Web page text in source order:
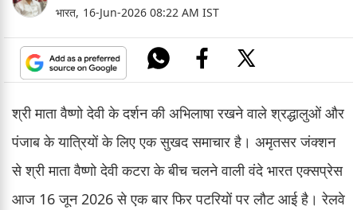
भारत, 16-Jun-2026 08:22 AM IST
श्री माता वैष्णो देवी के दर्शन की अभिलाषा रखने वाले श्रद्धालुओं और
पंजाब के यात्रियों के लिए एक सुखद समाचार है। अमृतसर जंक्शन
से श्री माता वैष्णो देवी कटरा के बीच चलने वाली वंदे भारत एक्सप्रेस
आज 16 जून 2026 से एक बार फिर पटरियों पर लौट आई है। रेलवे